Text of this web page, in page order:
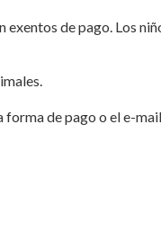
exentos de pago. Los
forma de pago o el e-